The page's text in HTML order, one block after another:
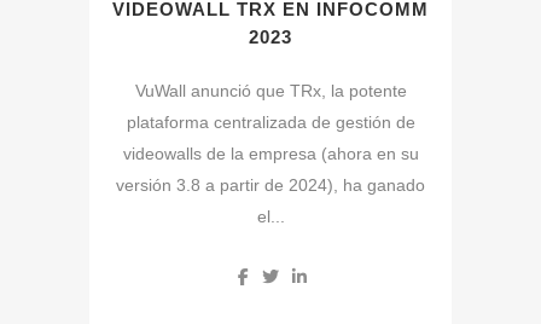
VIDEOWALL TRX EN INFOCOMM
2023
VuWall anunció que TRx, la potente
plataforma centralizada de gestión de
videowalls de la empresa (ahora en su
versión 3.8 a partir de 2024), ha ganado
el...